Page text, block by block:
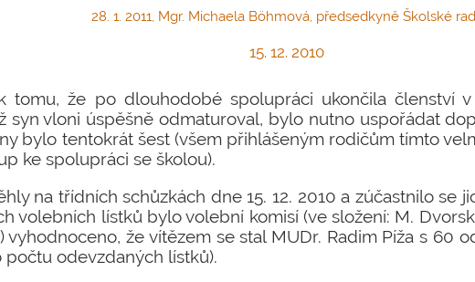
28. 1. 2011, Mgr. Michaela Böhmová, předsedkyně Školské
15. 12. 2010
tomu, že po dlouhodobé spolupráci ukončila členství
syn vloni úspěšně odmaturoval, bylo nutno uspořádat
bylo tentokrát šest (všem přihlášeným rodičům tímto
ke spolupráci se školou).
na třídních schůzkách dne 15. 12. 2010 a zúčastnilo se
volebních lístků bylo volební komisí (ve složení: M.
vyhodnoceno, že vítězem se stal MUDr. Radim Píža s 60
počtu odevzdaných lístků).